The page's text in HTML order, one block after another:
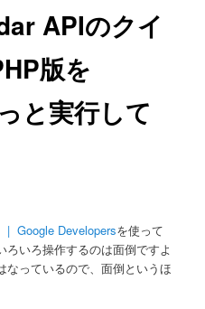
APIのクイ
版を
と実行して
Google Developersを使って
いろ操作するのは面倒ですよ
なっているので、面倒というほ